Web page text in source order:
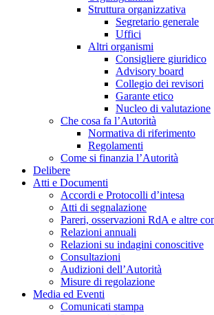
Struttura organizzativa
Segretario generale
Uffici
Altri organismi
Consigliere giuridico
Advisory board
Collegio dei revisori
Garante etico
Nucleo di valutazione
Che cosa fa l’Autorità
Normativa di riferimento
Regolamenti
Come si finanzia l’Autorità
Delibere
Atti e Documenti
Accordi e Protocolli d’intesa
Atti di segnalazione
Pareri, osservazioni RdA e altre
Relazioni annuali
Relazioni su indagini conoscitive
Consultazioni
Audizioni dell’Autorità
Misure di regolazione
Media ed Eventi
Comunicati stampa